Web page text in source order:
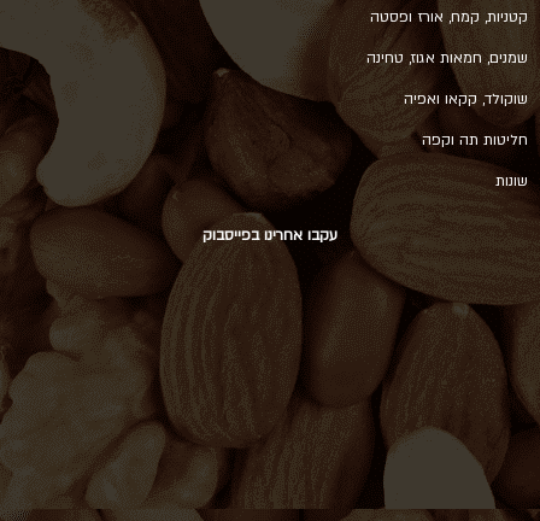
קטניות, קמח, אורז ופסטה
שמנים, חמאות אגוז, טחינה
שוקולד, קקאו ואפיה
חליטות תה וקפה
שונות
עקבו אחרינו בפייסבוק